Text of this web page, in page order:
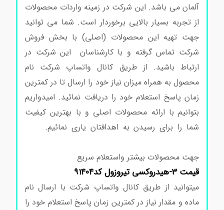
آلمان می باشد. این شرکت در زمینه واردات محصولات
از تجربه بسیار بالایی برخوردار است. شما می توانید
جهت تهیه این محصولات (اصلی) با بخش فروش
شرکت تماس گرفته و با کارشناسان این شرکت در
ارتباط باشید. از طریق کانال واتساپ شرکت نام
محصول به همراه میزان نیاز خود را ارسال تا در کمترین
زمان پاسخ استعلام خود را دریافت نمائید. امیدواریم
بتوانیم با ارائه محصولات اصلی و با بهترین کیفیت
شما را برای رسیدن به اهدافتان یاری نمائیم.اسید
جهت محصولات بیشتر واستعلام سریع
قیمت ۳-هیدروکسی تیروزول کد91404
میتوانید از طریق کانال واتساپ شرکت با ارسال نام
ماده و مقدار نیاز در کمترین زمان پاسخ استعلام خود را